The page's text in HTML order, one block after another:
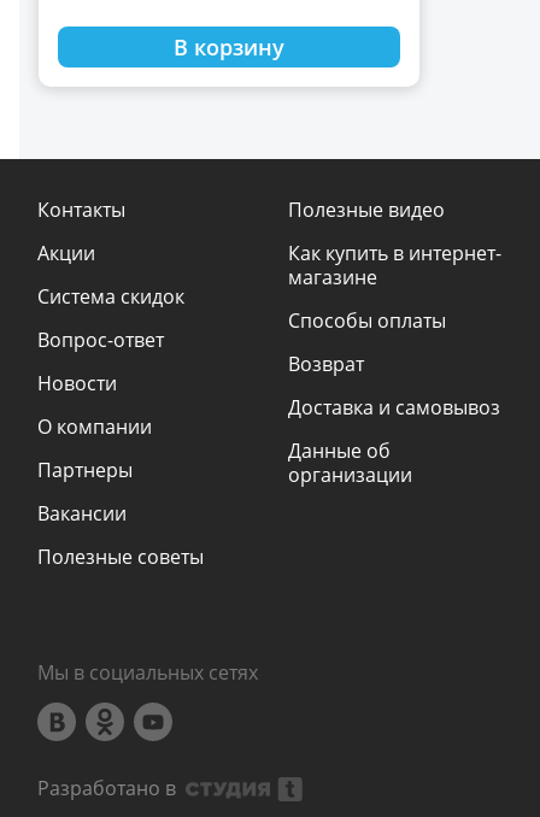
В корзину
Контакты
Акции
Система скидок
Вопрос-ответ
Новости
О компании
Партнеры
Вакансии
Полезные советы
Полезные видео
Как купить в интернет-
магазине
Способы оплаты
Возврат
Доставка и самовывоз
Данные об
организации
Мы в социальных сетях
Разработано в